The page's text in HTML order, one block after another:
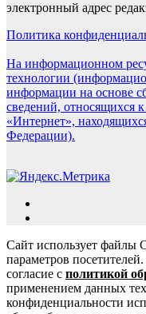
электронный адрес
Политика
На информационном
технологии
информации на основе
сведений, относящихся
«Интернет»,
Федерации).
Сайт использует файлы
параметров
согласие с политикой
применением данных
конфиденциальности